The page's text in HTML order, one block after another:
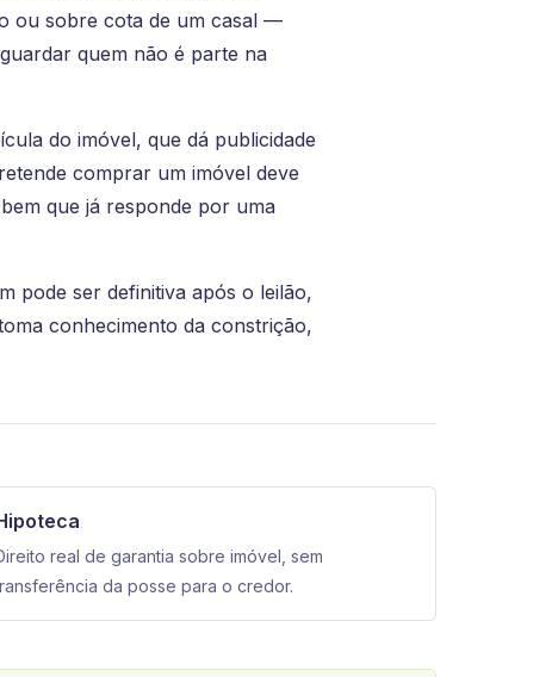
ou sobre cota de um casal —
quem não é parte na
do imóvel, que dá publicidade
comprar um imóvel deve
que já responde por uma
pode ser definitiva após o leilão,
conhecimento da constrição,
real de garantia sobre imóvel, sem
da posse para o credor.